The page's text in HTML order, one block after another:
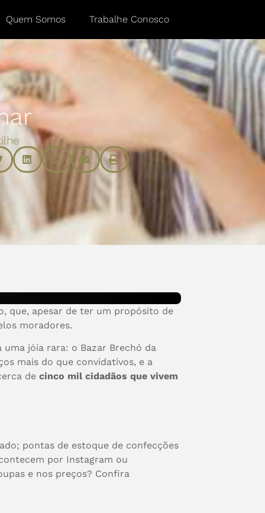
Quem Somos Trabalhe Conosco
que, apesar de ter um propósito de
moradores.
jóia rara: o Bazar Brechó da
mais do que convidativos, e a
de cinco mil cidadãos que vivem
pontas de estoque de confecções
por Instagram ou
e nos preços? Confira